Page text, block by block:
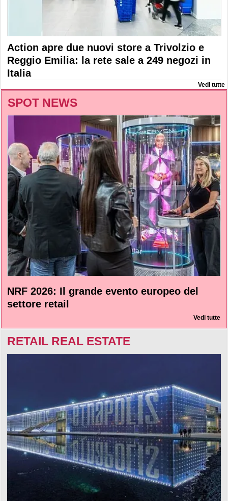
Action apre due nuovi store a Trivolzio e
Reggio Emilia: la rete sale a 249 negozi in
Italia
Vedi tutte
SPOT NEWS
NRF 2026: Il grande evento europeo del
settore retail
Vedi tutte
RETAIL REAL ESTATE